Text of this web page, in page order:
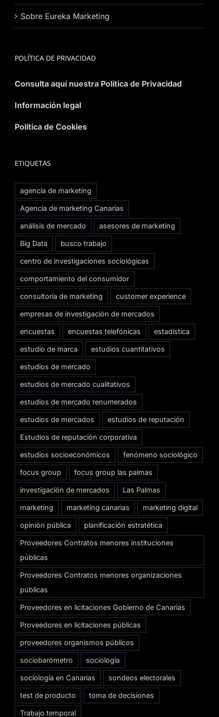
Sobre Eureka Marketing
POLÍTICA DE PRIVACIDAD
Consulta aquí nuestra Política de Privacidad
Información legal
Política de Cookies
ETIQUETAS
agencia de marketing
Agencia de marketing Canarias
análisis de mercado asesores de marketing
Big Data busco trabajo
centro de investigaciones sociológicas
comportamiento del consumidor
consultoría de marketing customer experience
empresas de investigación de mercados
encuestas encuestas telefónicas estadística
estudio de marca estudios cuantitativos
estudios de mercado
estudios de mercado cualitativos
estudios de mercado renumerados
estudios de mercados estudios de reputación
Estudios de reputación corporativa
estudios socioeconómicos fenómeno sociológico
focus group focus group las palmas
investigación de mercados Las Palmas
marketing marketing canarias marketing digital
opinión pública planificación estratética
Proveedores Contratos menores instituciones
públicas
Proveedores Contratos menores organizaciones
públicas
Proveedores en licitaciones Gobierno de Canarias
Proveedores en licitaciones públicas
proveedores organismos públicos
sociobarómetro sociología
sociología en Canarias sondeos electorales
test de producto toma de decisiones
Trabajo temporal